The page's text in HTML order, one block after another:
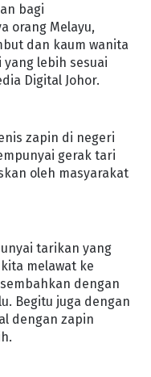
bagi
orang Melayu,
dan kaum wanita
lebih sesuai
Digital Johor.
zapin di negeri
gerak tari
oleh masyarakat
tarikan yang
melawat ke
dengan
Begitu juga dengan
dengan zapin